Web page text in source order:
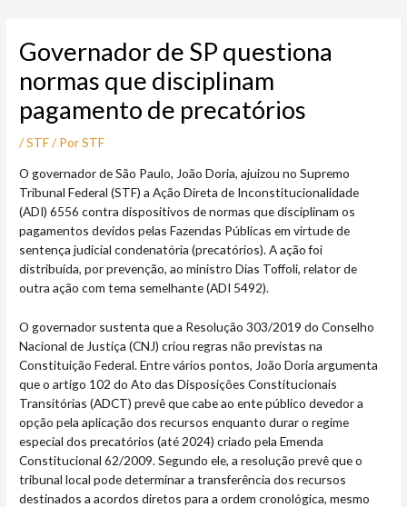
conteúdo
Governador de SP questiona
normas que disciplinam
pagamento de precatórios
/STF/ PorSTF
O governador de São Paulo, João Doria, ajuizou no Supremo
Tribunal Federal (STF) a Ação Direta de Inconstitucionalidade
(ADI) 6556 contra dispositivos de normas que disciplinam os
pagamentos devidos pelas Fazendas Públicas em virtude de
sentença judicial condenatória (precatórios). A ação foi
distribuída, por prevenção, ao ministro Dias Toffoli, relator de
outra ação com tema semelhante (ADI 5492).
O governador sustenta que a Resolução 303/2019 do Conselho
Nacional de Justiça (CNJ) criou regras não previstas na
Constituição Federal. Entre vários pontos, João Doria argumenta
que o artigo 102 do Ato das Disposições Constitucionais
Transitórias (ADCT) prevê que cabe ao ente público devedor a
opção pela aplicação dos recursos enquanto durar o regime
especial dos precatórios (até 2024) criado pela Emenda
Constitucional 62/2009. Segundo ele, a resolução prevê que o
tribunal local pode determinar a transferência dos recursos
destinados a acordos diretos para a ordem cronológica, mesmo